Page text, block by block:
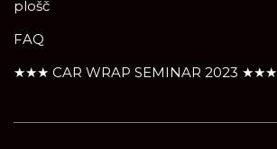
plošč
FAQ
★★★ CAR WRAP SEMINAR 2023 ★★★